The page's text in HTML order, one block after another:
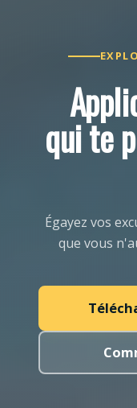
qui te
Égayez vos
que vous